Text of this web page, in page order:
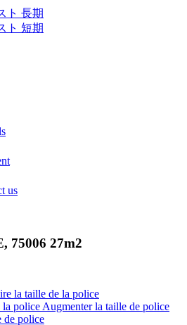
ト 長期
ト 短期
us
75006 27m2
la taille de la police
Augmenter la taille de police